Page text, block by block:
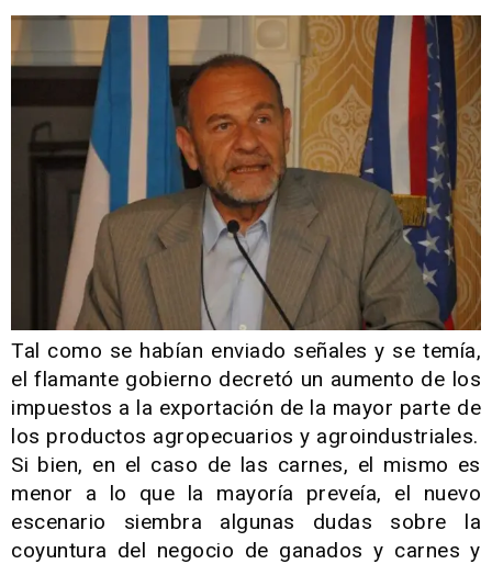
Tal como se habían enviado señales y se temía,
el flamante gobierno decretó un aumento de los
impuestos a la exportación de la mayor parte de
los productos agropecuarios y agroindustriales.
Si bien, en el caso de las carnes, el mismo es
menor a lo que la mayoría preveía, el nuevo
escenario siembra algunas dudas sobre la
coyuntura del negocio de ganados y carnes y